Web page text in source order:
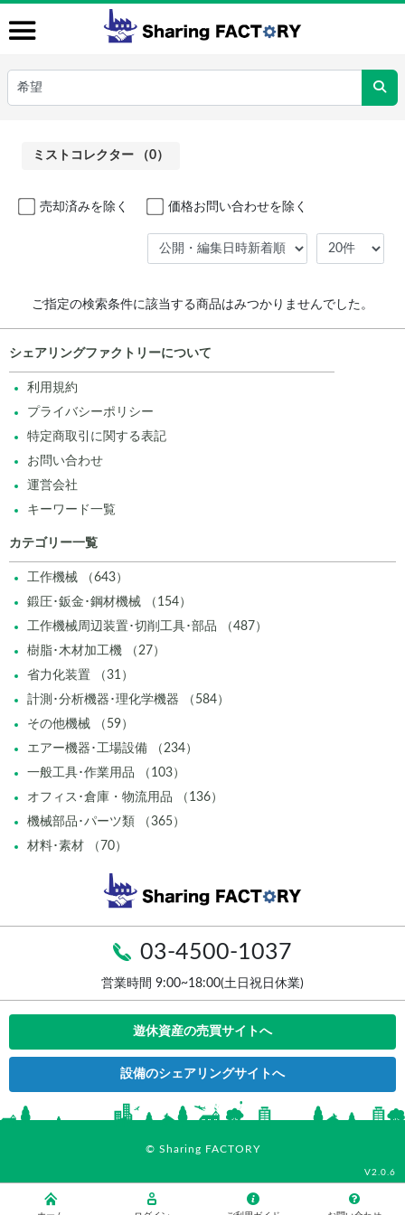
ミストコレクター （0）
売却済みを除く 価格お問い合わせを除く
ご指定の検索条件に該当する商品はみつかりませんでした。
03-4500-1037
営業時間 9:00~18:00(土日祝日休業)
遊休資産の売買サイトへ
設備のシェアリングサイトへ
シェアリングファクトリーについて
利用規約
プライバシーポリシー
特定商取引に関する表記
お問い合わせ
運営会社
キーワード一覧
カテゴリー一覧
工作機械 （643）
鍛圧･鈑金･鋼材機械 （154）
工作機械周辺装置･切削工具･部品 （487）
樹脂･木材加工機 （27）
省力化装置 （31）
計測･分析機器･理化学機器 （584）
その他機械 （59）
エアー機器･工場設備 （234）
一般工具･作業用品 （103）
オフィス･倉庫・物流用品 （136）
機械部品･パーツ類 （365）
材料･素材 （70）
© Sharing FACTORY
V2.0.6